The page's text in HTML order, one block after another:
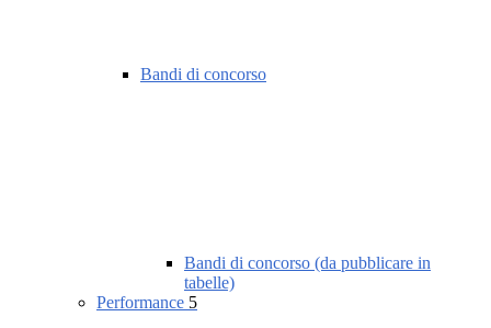
Bandi di concorso
Bandi di concorso (da pubblicare in
tabelle)
Performance 5